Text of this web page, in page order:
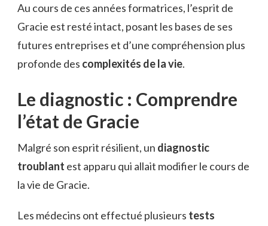
Au cours de ces années formatrices, l’esprit de
Gracie est resté intact, posant les bases de ses
futures entreprises et d’une compréhension plus
profonde des complexités de la vie.
Le diagnostic : Comprendre
l’état de Gracie
Malgré son esprit résilient, un diagnostic
troublant est apparu qui allait modifier le cours de
la vie de Gracie.
Les médecins ont effectué plusieurs tests